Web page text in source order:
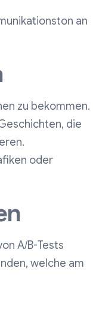
an
zu bekommen.
die
oder
A/B-Tests
welche am